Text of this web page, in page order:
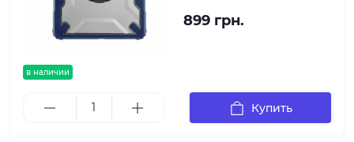
в наличии
899 грн.
Купить